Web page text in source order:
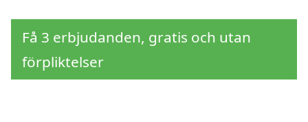
Få 3 erbjudanden, gratis och utan
förpliktelser